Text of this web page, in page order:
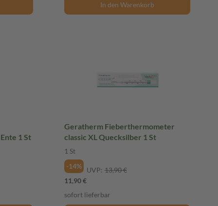
In den Warenkorb
1 St
Geratherm Fieberthermometer
classic XL Quecksilber 1 St
1 St
-14%
UVP: 13,90 €
11,90 €
sofort lieferbar